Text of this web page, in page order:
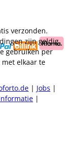
verzonden.
zijn geldig
gebruiken per
elkaar te
| Jobs |
|